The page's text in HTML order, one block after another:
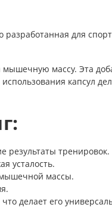
для
массу. Эта
капсул
результаты тренировок.
усталость.
массы.
делает его